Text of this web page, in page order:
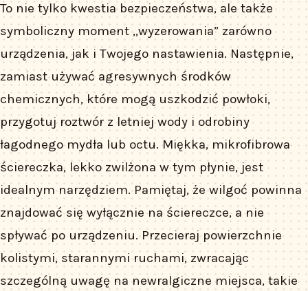
To nie tylko kwestia bezpieczeństwa, ale także
symboliczny moment „wyzerowania” zarówno
urządzenia, jak i Twojego nastawienia. Następnie,
zamiast używać agresywnych środków
chemicznych, które mogą uszkodzić powłoki,
przygotuj roztwór z letniej wody i odrobiny
łagodnego mydła lub octu. Miękka, mikrofibrowa
ściereczka, lekko zwilżona w tym płynie, jest
idealnym narzędziem. Pamiętaj, że wilgoć powinna
znajdować się wyłącznie na ściereczce, a nie
spływać po urządzeniu. Przecieraj powierzchnie
kolistymi, starannymi ruchami, zwracając
szczególną uwagę na newralgiczne miejsca, takie